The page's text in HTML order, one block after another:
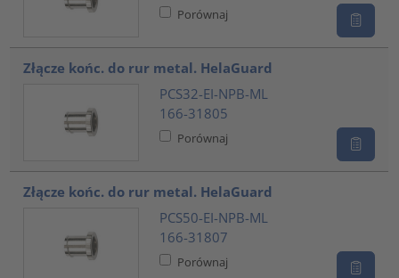
Porównaj
Złącze końc. do rur metal. HelaGuard
PCS32-EI-NPB-ML
166-31805
Porównaj
Złącze końc. do rur metal. HelaGuard
PCS50-EI-NPB-ML
166-31807
Porównaj